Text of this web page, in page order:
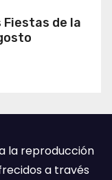
Fiestas de la
la reproducción
a través